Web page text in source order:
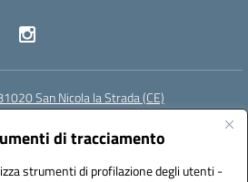
di tracciamento
strumenti di profilazione degli utenti -
San Nicola la Strada (CE)
ceic86700d@pec.istruzione.it